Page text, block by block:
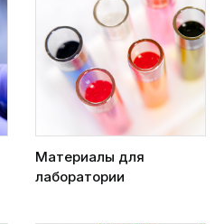
Материалы для
лаборатории